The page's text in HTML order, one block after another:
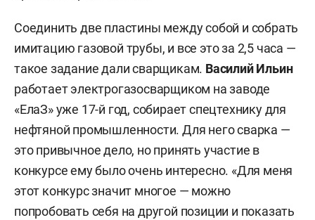
Соединить две пластины между собой и собрать
имитацию газовой трубы, и все это за 2,5 часа —
такое задание дали сварщикам. Василий Ильин
работает электрогазосварщиком на заводе
«ЕлаЗ» уже 17-й год, собирает спецтехнику для
нефтяной промышленности. Для него сварка —
это привычное дело, но принять участие в
конкурсе ему было очень интересно. «Для меня
этот конкурс значит многое — можно
попробовать себя на другой позиции и показать